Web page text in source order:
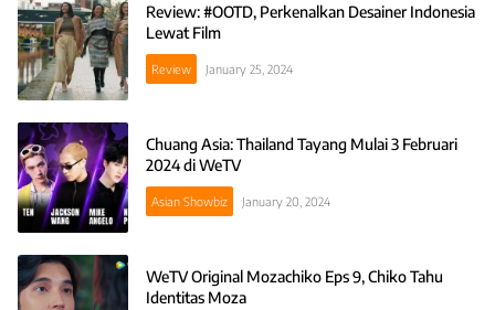
Review: #OOTD, Perkenalkan Desainer Indonesia
Lewat Film
Review January 25, 2024
Chuang Asia: Thailand Tayang Mulai 3 Februari
2024 di WeTV
Asian Showbiz January 20, 2024
WeTV Original Mozachiko Eps 9, Chiko Tahu
Identitas Moza